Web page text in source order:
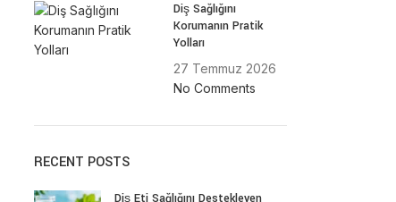
Diş Sağlığını
Korumanın Pratik
Yolları
27 Temmuz 2026
No Comments
RECENT POSTS
Diş Eti Sağlığını Destekleyen